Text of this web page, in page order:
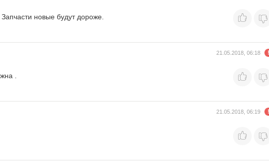
новые будут дороже.
21.05.2018, 06:18
.
21.05.2018, 06:19